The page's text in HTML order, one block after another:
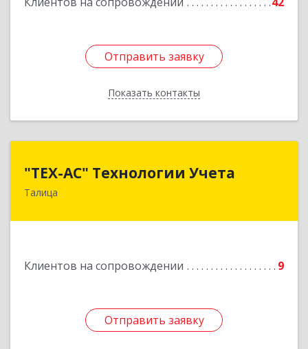
Отправить заявку
Показать контакты
Отправить заявку
Назад
"ТЕХ-АС" Технологии Учета
Талица
Клиентов на сопровождении 9
Отправить заявку
Отправить заявку